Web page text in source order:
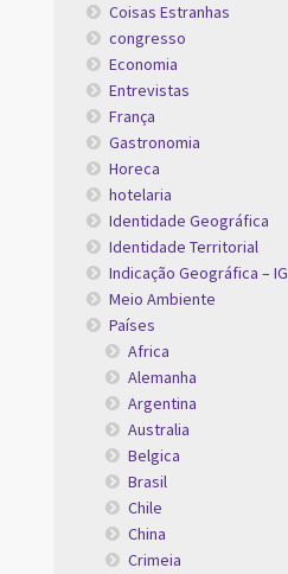
Coisas Estranhas
congresso
Economia
Entrevistas
França
Gastronomia
Horeca
hotelaria
Identidade Geográfica
Identidade Territorial
Indicação Geográfica – IG
Meio Ambiente
Países
Africa
Alemanha
Argentina
Australia
Belgica
Brasil
Chile
China
Crimeia